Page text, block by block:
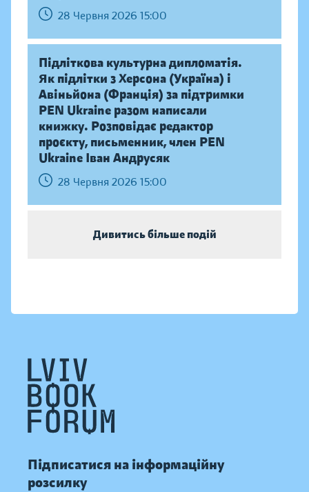
28 Червня 2026 15:00
Підліткова культурна дипломатія.
Як підлітки з Херсона (Україна) і
Авіньйона (Франція) за підтримки
PEN Ukraine разом написали
книжку. Розповідає редактор
проєкту, письменник, член PEN
Ukraine Іван Андрусяк
28 Червня 2026 15:00
Дивитись більше подій
Підписатися на інформаційну
розсилку